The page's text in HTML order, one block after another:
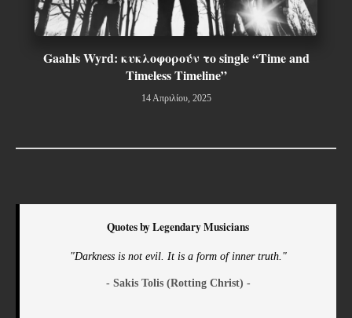
Gaahls Wyrd: κυκλοφορούν το single “Time and
Timeless Timeline”
14 Απριλίου, 2025
Quotes by Legendary Musicians
"Darkness is not evil. It is a form of inner truth."
- Sakis Tolis (Rotting Christ) -